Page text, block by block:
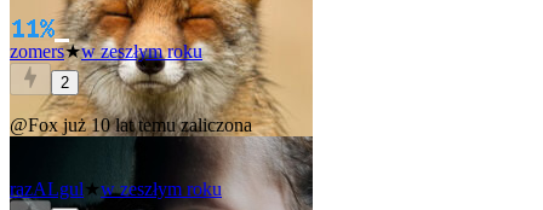
zomers★w zeszłym roku
2
@Foxjuż 10 lat temu zaliczona
razALgul★w zeszłym roku